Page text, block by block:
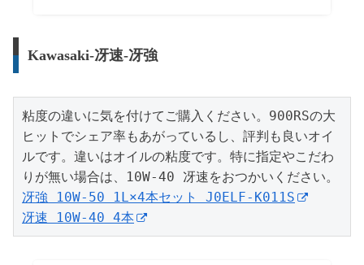
Kawasaki-冴速-冴強
粘度の違いに気を付けてご購入ください。900RSの大
ヒットでシェア率もあがっているし、評判も良いオイ
ルです。違いはオイルの粘度です。特に指定やこだわ
冴強 10W-50 1L×4本セット J0ELF-K011S
冴速 10W-40 4本